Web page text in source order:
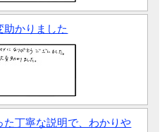
助かりました
た丁寧な説明で、わかりや